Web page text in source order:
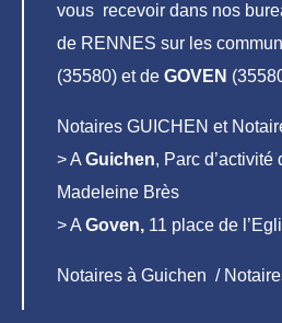
vous recevoir dans nos
de RENNES sur les
(35580) et de GOVEN
Notaires GUICHEN et
> A Guichen, Parc
Madeleine Brès
> A Goven, 11 place de
Notaires à Guichen /